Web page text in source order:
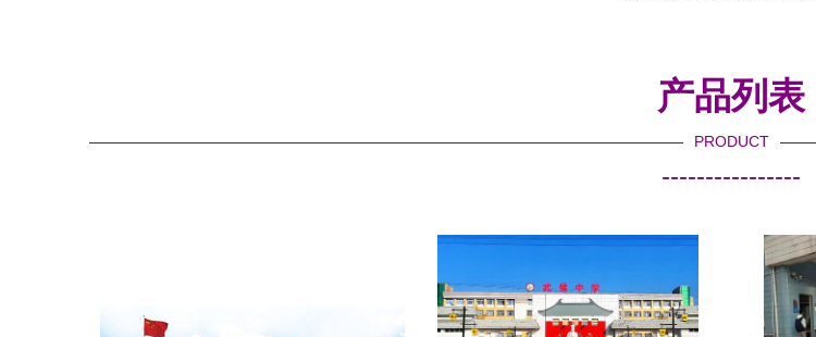
产品列表
PRODUCT
----------------